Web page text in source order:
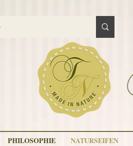
PHILOSOPHIE NATURSEIFEN